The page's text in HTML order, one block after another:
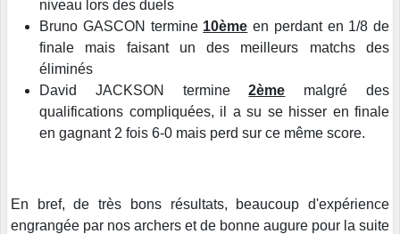
niveau lors des duels
Bruno GASCON termine 10ème en perdant en 1/8 de
finale mais faisant un des meilleurs matchs des
éliminés
David JACKSON termine2ème malgré des
qualifications compliquées, il a su se hisser en finale
en gagnant 2 fois 6-0 mais perd sur ce même score.
En bref, de très bons résultats, beaucoup d'expérience
engrangée par nos archers et de bonne augure pour la suite